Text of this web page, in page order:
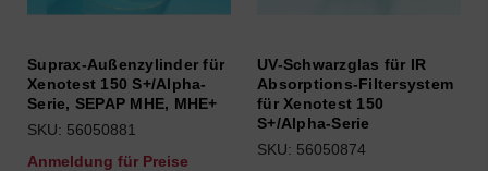
Suprax-Außenzylinder für
Xenotest 150 S+/Alpha-
Serie, SEPAP MHE, MHE+
SKU: 56050881
Anmeldung für Preise
UV-Schwarzglas für IR
Absorptions-Filtersystem
für Xenotest 150
S+/Alpha-Serie
SKU: 56050874